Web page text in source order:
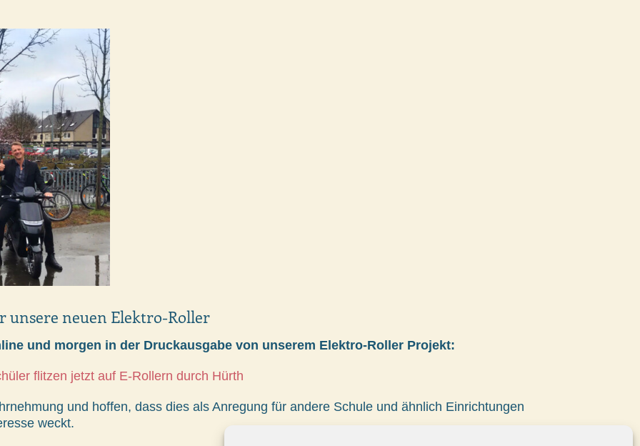
unsere neuen Elektro-Roller
und morgen in der Druckausgabe von unserem Elektro-Roller Projekt:
flitzen jetzt auf E-Rollern durch Hürth
und hoffen, dass dies als Anregung für andere Schule und ähnlich Einrichtungen
weckt.